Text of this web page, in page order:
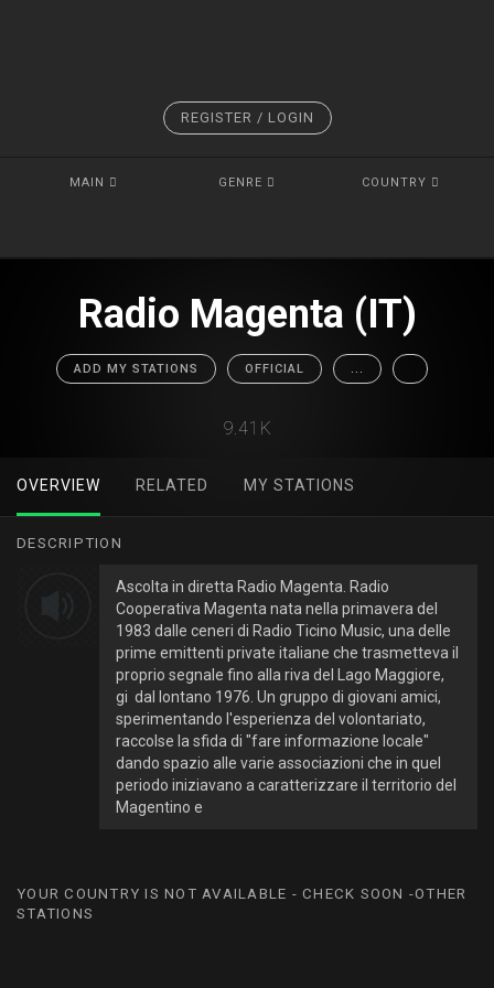
REGISTER / LOGIN
MAIN GENRE COUNTRY
Radio Magenta (IT)
ADD MY STATIONS OFFICIAL ...
9.41K
OVERVIEW RELATED MY STATIONS
DESCRIPTION
Ascolta in diretta Radio Magenta. Radio
Cooperativa Magenta nata nella primavera del
1983 dalle ceneri di Radio Ticino Music, una delle
prime emittenti private italiane che trasmetteva il
proprio segnale fino alla riva del Lago Maggiore,
gi dal lontano 1976. Un gruppo di giovani amici,
sperimentando l'esperienza del volontariato,
raccolse la sfida di "fare informazione locale"
dando spazio alle varie associazioni che in quel
periodo iniziavano a caratterizzare il territorio del
Magentino e
YOUR COUNTRY IS NOT AVAILABLE - CHECK SOON -OTHER
STATIONS